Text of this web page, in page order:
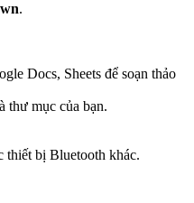
.
Docs, Sheets để soạn thảo
thư mục của bạn.
thiết bị Bluetooth khác.